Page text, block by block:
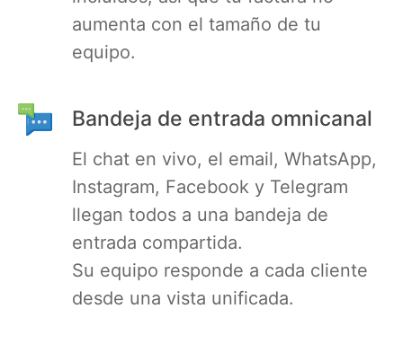
TimescaleDB
Valkey
Wazuh
aumenta con el tamaño de tu
equipo.
Bandeja de entrada omnicanal
El chat en vivo, el email, WhatsApp,
Instagram, Facebook y Telegram
llegan todos a una bandeja de
entrada compartida.
Su equipo responde a cada cliente
desde una vista unificada.